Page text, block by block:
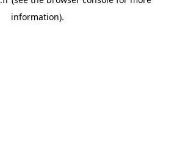
information).